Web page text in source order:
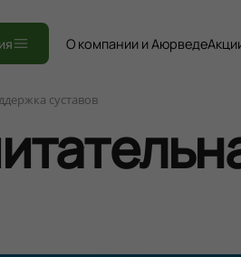
О компании и Аюрведе
суставов